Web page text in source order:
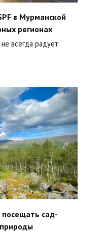
в Мурманской
регионах
всегда радует
сад-